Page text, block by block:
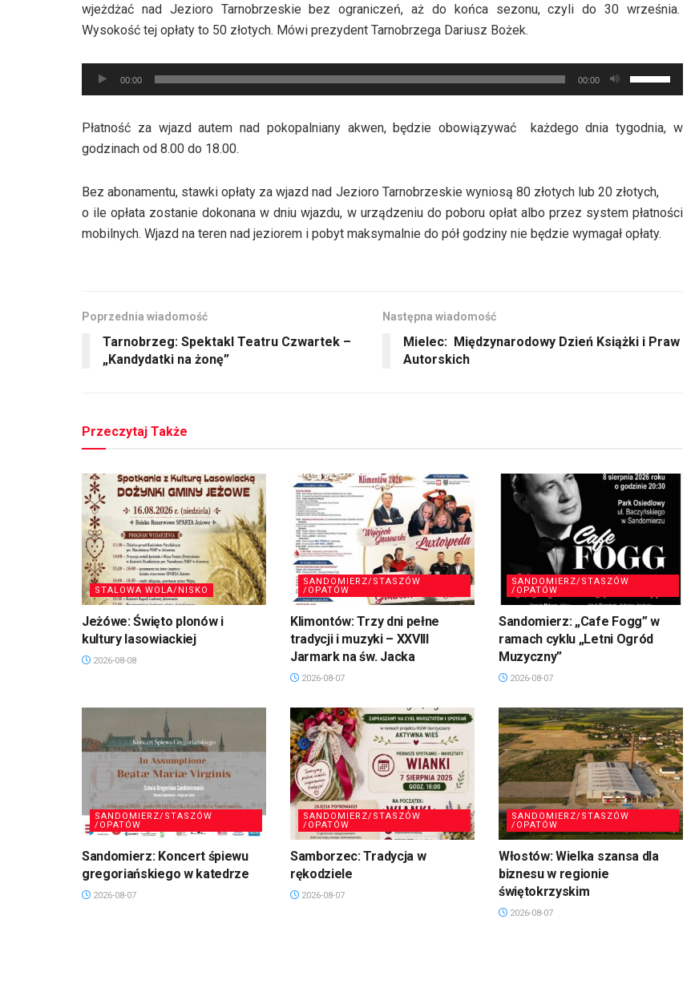
wjeżdżać nad Jezioro Tarnobrzeskie bez ograniczeń, aż do końca sezonu, czyli do 30 września.
Wysokość tej opłaty to 50 złotych. Mówi prezydent Tarnobrzega Dariusz Bożek.
Odtwarzacz
plików
00:00 00:00
strzałek
góry
dołu
aby
zwiększyć
Płatność za wjazd autem nad pokopalniany akwen, będzie obowiązywać każdego dnia tygodnia, w
godzinach od 8.00 do 18.00.
Bez abonamentu, stawki opłaty za wjazd nad Jezioro Tarnobrzeskie wyniosą 80 złotych lub 20 złotych,
o ile opłata zostanie dokonana w dniu wjazdu, w urządzeniu do poboru opłat albo przez system płatności
mobilnych. Wjazd na teren nad jeziorem i pobyt maksymalnie do pół godziny nie będzie wymagał opłaty.
Poprzednia wiadomość
Tarnobrzeg: Spektakl Teatru Czwartek –
„Kandydatki na żonę”
Następna wiadomość
Mielec: Międzynarodowy Dzień Książki i Praw
Autorskich
Przeczytaj Także
STALOWA WOLA/NISKO
Jeżówe: Święto plonów i
kultury lasowiackiej
2026-08-08
SANDOMIERZ/STASZÓW
/OPATÓW
Klimontów: Trzy dni pełne
tradycji i muzyki – XXVIII
Jarmark na św. Jacka
2026-08-07
SANDOMIERZ/STASZÓW
/OPATÓW
Sandomierz: „Cafe Fogg” w
ramach cyklu „Letni Ogród
Muzyczny”
2026-08-07
SANDOMIERZ/STASZÓW
/OPATÓW
Sandomierz: Koncert śpiewu
gregoriańskiego w katedrze
2026-08-07
SANDOMIERZ/STASZÓW
/OPATÓW
Samborzec: Tradycja w
rękodziele
2026-08-07
SANDOMIERZ/STASZÓW
/OPATÓW
Włostów: Wielka szansa dla
biznesu w regionie
świętokrzyskim
2026-08-07